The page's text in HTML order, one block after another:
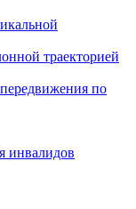
траекторией
по
инвалидов